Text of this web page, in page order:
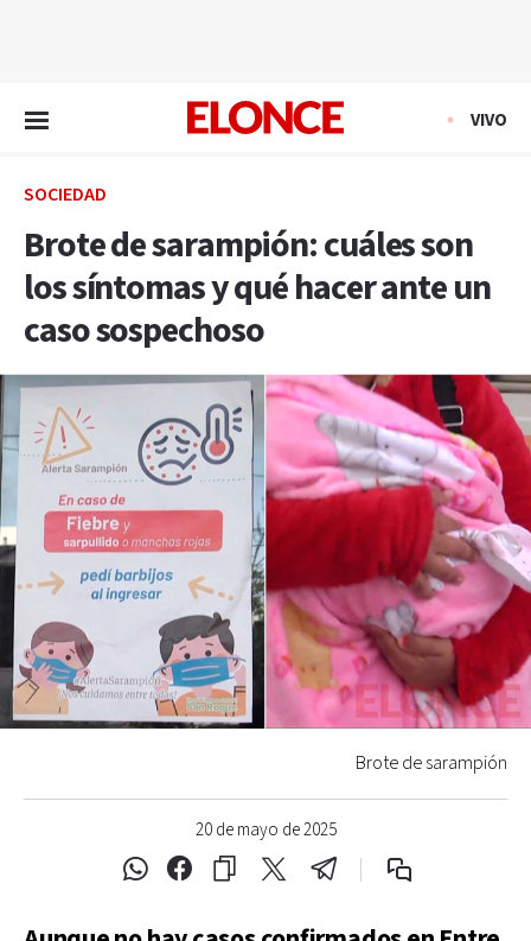
VIVO
SOCIEDAD
Brote de sarampión: cuáles son
los síntomas y qué hacer ante un
caso sospechoso
20 de mayo de 2025
Brote de sarampión